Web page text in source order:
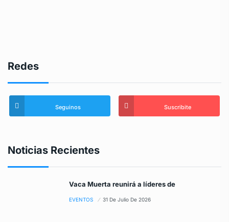
Redes
Seguinos Suscribite
Noticias Recientes
Vaca Muerta reunirá a líderes de
EVENTOS 31 De Julio De 2026